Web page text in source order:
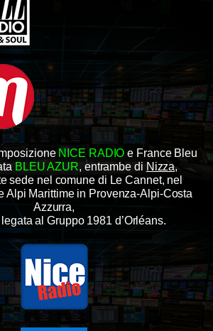
NICE RADIO e France Bleu
BLEU AZUR, entrambe di Nizza,
sede nel comune di Le Cannet, nel
Alpi Marittime in Provenza-Alpi-Costa
Azzurra,
legata al Gruppo 1981 d’Orléans.